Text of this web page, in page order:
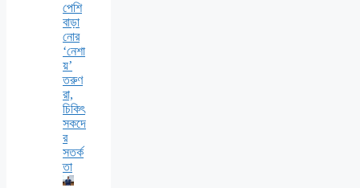
পেশি
বাড়া
নোর
‘নেশা
য়’
তরুণ
রা,
চিকিৎ
সকদে
র
সতর্ক
তা